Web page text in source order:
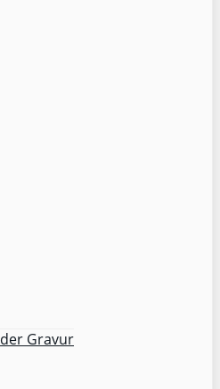
Gravur